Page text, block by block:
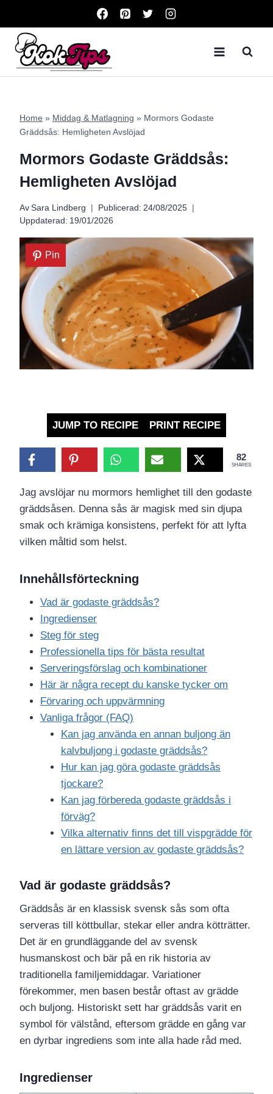
content
Home » Middag & Matlagning » Mormors Godaste
Gräddsås: Hemligheten Avslöjad
Mormors Godaste Gräddsås:
Hemligheten Avslöjad
Av Sara Lindberg Publicerad: 24/08/2025
Uppdaterad: 19/01/2026
Pin
JUMP TO RECIPE PRINT RECIPE
82
SHARES
Jag avslöjar nu mormors hemlighet till den godaste
gräddsåsen. Denna sås är magisk med sin djupa
smak och krämiga konsistens, perfekt för att lyfta
vilken måltid som helst.
Innehållsförteckning
Vad är godaste gräddsås?
Ingredienser
Steg för steg
Professionella tips för bästa resultat
Serveringsförslag och kombinationer
Här är några recept du kanske tycker om
Förvaring och uppvärmning
Vanliga frågor (FAQ)
Kan jag använda en annan buljong än
kalvbuljong i godaste gräddsås?
Hur kan jag göra godaste gräddsås
tjockare?
Kan jag förbereda godaste gräddsås i
förväg?
Vilka alternativ finns det till vispgrädde för
en lättare version av godaste gräddsås?
Vad är godaste gräddsås?
Gräddsås är en klassisk svensk sås som ofta
serveras till köttbullar, stekar eller andra kötträtter.
Det är en grundläggande del av svensk
husmanskost och bär på en rik historia av
traditionella familjemiddagar. Variationer
förekommer, men basen består oftast av grädde
och buljong. Historiskt sett har gräddsås varit en
symbol för välstånd, eftersom grädde en gång var
en dyrbar ingrediens som inte alla hade råd med.
Ingredienser